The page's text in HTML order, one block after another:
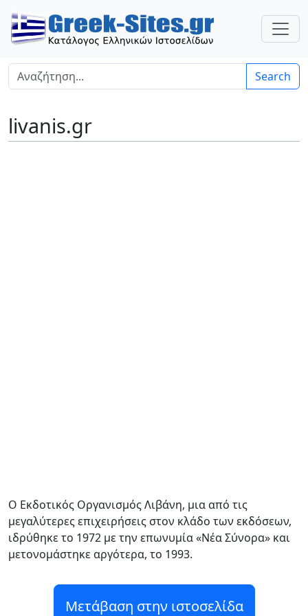
Search
livanis.gr
Ο Εκδοτικός Οργανισμός Λιβάνη, μια από τις
μεγαλύτερες επιχειρήσεις στον κλάδο των εκδόσεων,
ιδρύθηκε το 1972 με την επωνυμία «Νέα Σύνορα» και
μετονομάστηκε αργότερα, το 1993.
Μετάβαση στην ιστοσελίδα